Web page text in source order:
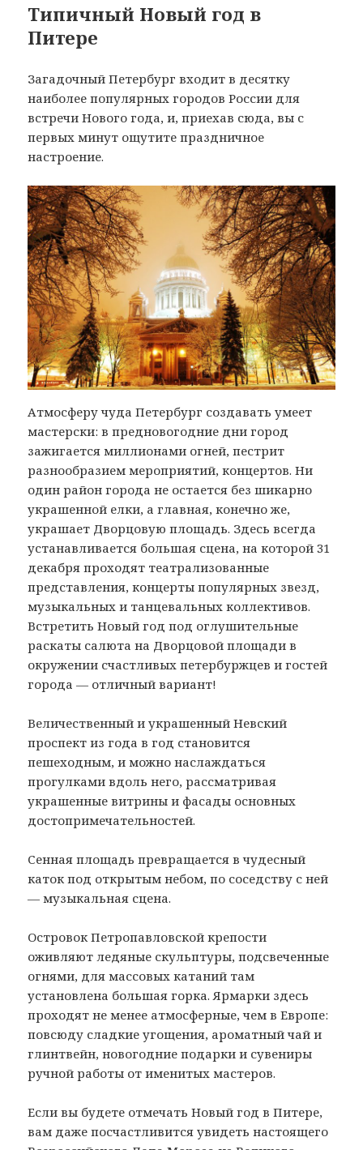
Типичный Новый год в
Питере
Загадочный Петербург входит в десятку
наиболее популярных городов России для
встречи Нового года, и, приехав сюда, вы с
первых минут ощутите праздничное
настроение.
Атмосферу чуда Петербург создавать умеет
мастерски: в предновогодние дни город
зажигается миллионами огней, пестрит
разнообразием мероприятий, концертов. Ни
один район города не остается без шикарно
украшенной елки, а главная, конечно же,
украшает Дворцовую площадь. Здесь всегда
устанавливается большая сцена, на которой 31
декабря проходят театрализованные
представления, концерты популярных звезд,
музыкальных и танцевальных коллективов.
Встретить Новый год под оглушительные
раскаты салюта на Дворцовой площади в
окружении счастливых петербуржцев и гостей
города — отличный вариант!
Величественный и украшенный Невский
проспект из года в год становится
пешеходным, и можно наслаждаться
прогулками вдоль него, рассматривая
украшенные витрины и фасады основных
достопримечательностей.
Сенная площадь превращается в чудесный
каток под открытым небом, по соседству с ней
— музыкальная сцена.
Островок Петропавловской крепости
оживляют ледяные скульптуры, подсвеченные
огнями, для массовых катаний там
установлена большая горка. Ярмарки здесь
проходят не менее атмосферные, чем в Европе:
повсюду сладкие угощения, ароматный чай и
глинтвейн, новогодние подарки и сувениры
ручной работы от именитых мастеров.
Если вы будете отмечать Новый год в Питере,
вам даже посчастливится увидеть настоящего